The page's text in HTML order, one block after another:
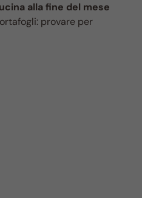
alla fine del mese
provare per